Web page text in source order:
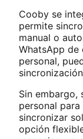
Cooby se
permite
manual o
WhatsApp de
personal,
Sin embargo,
personal
sincronizar
opción